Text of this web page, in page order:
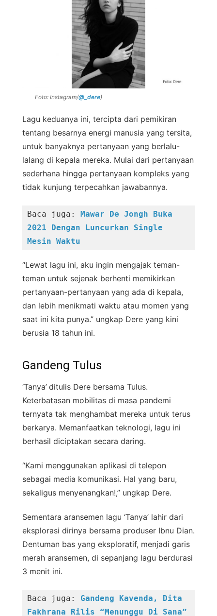
Foto: Instagram/@_dere)
Lagu keduanya ini, tercipta dari pemikiran
tentang besarnya energi manusia yang tersita,
untuk banyaknya pertanyaan yang berlalu-
lalang di kepala mereka. Mulai dari pertanyaan
sederhana hingga pertanyaan kompleks yang
tidak kunjung terpecahkan jawabannya.
Baca juga: Mawar De Jongh Buka
2021 Dengan Luncurkan Single
Mesin Waktu
“Lewat lagu ini, aku ingin mengajak teman-
teman untuk sejenak berhenti memikirkan
pertanyaan-pertanyaan yang ada di kepala,
dan lebih menikmati waktu atau momen yang
saat ini kita punya.” ungkap Dere yang kini
berusia 18 tahun ini.
Gandeng Tulus
‘Tanya’ ditulis Dere bersama Tulus.
Keterbatasan mobilitas di masa pandemi
ternyata tak menghambat mereka untuk terus
berkarya. Memanfaatkan teknologi, lagu ini
berhasil diciptakan secara daring.
“Kami menggunakan aplikasi di telepon
sebagai media komunikasi. Hal yang baru,
sekaligus menyenangkan!,” ungkap Dere.
Sementara aransemen lagu ‘Tanya’ lahir dari
eksplorasi dirinya bersama produser Ibnu Dian.
Dentuman bas yang eksploratif, menjadi garis
merah aransemen, di sepanjang lagu berdurasi
3 menit ini.
Baca juga: Gandeng Kavenda, Dita
Fakhrana Rilis “Menunggu Di Sana”